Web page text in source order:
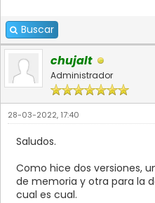
Buscar
chujalt
Administrador
28-03-2022, 17:40
Saludos.
Como hice dos versiones,
de memoria y otra para la
cual es cual.